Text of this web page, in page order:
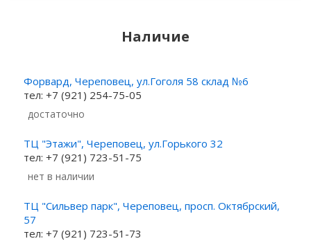
Наличие
Форвард, Череповец, ул.Гоголя 58 склад №6
тел: +7 (921) 254-75-05
Достаточно
ТЦ "Этажи", Череповец, ул.Горького 32
тел: +7 (921) 723-51-75
Нет в наличии
ТЦ "Сильвер парк", Череповец, просп. Октябрский,
57
тел: +7 (921) 723-51-73